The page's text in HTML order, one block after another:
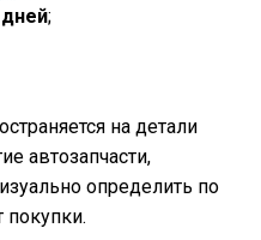
;
на детали
автозапчасти,
определить по